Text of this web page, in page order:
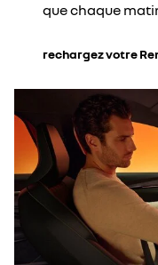
que chaque
rechargez votre